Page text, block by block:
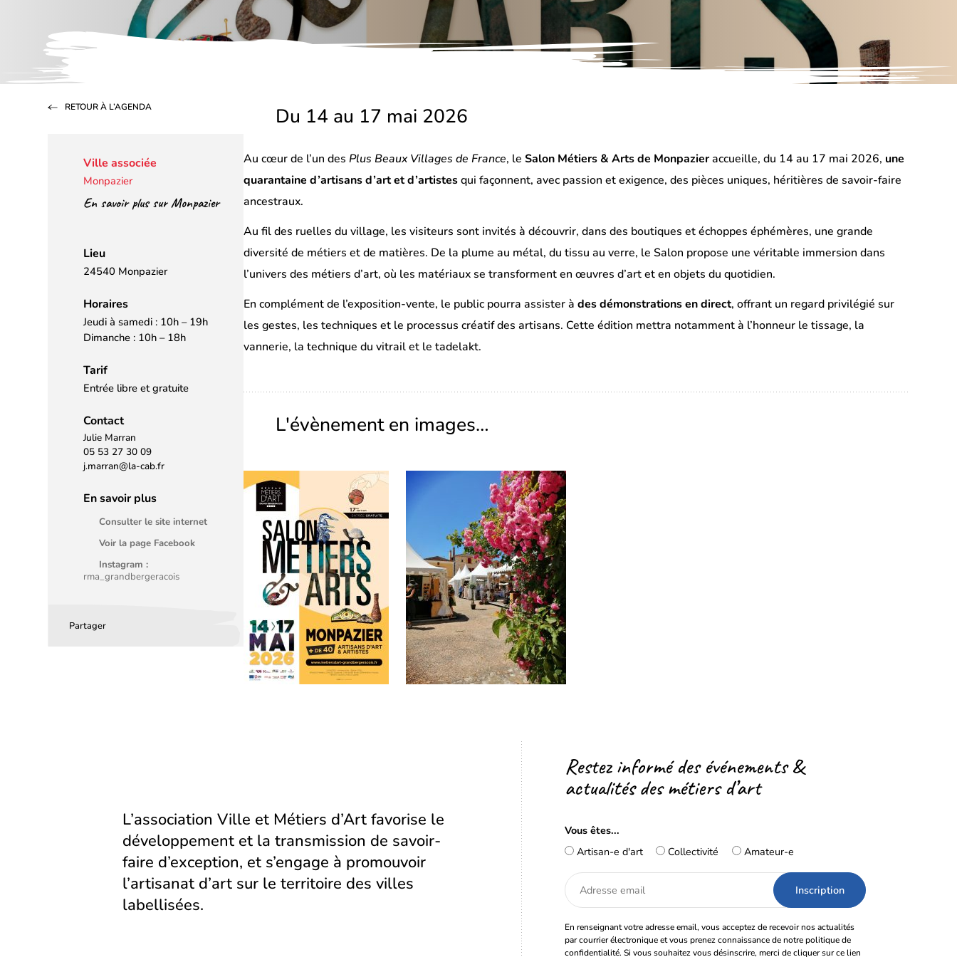
Du 14 au 17 mai 2026
Au cœur de l’un des Plus Beaux Villages de France, leSalon Métiers & Arts de Monpazieraccueille, du 14 au 17 mai 2026, une
quarantaine d’artisans d’art et d’artistesqui façonnent, avec passion et exigence, des pièces uniques, héritières de savoir-faire
ancestraux.
Au fil des ruelles du village, les visiteurs sont invités à découvrir, dans des boutiques et échoppes éphémères, une grande
diversité de métiers et de matières. De la plume au métal, du tissu au verre, le Salon propose une véritable immersion dans
l’univers des métiers d’art, où les matériaux se transforment en œuvres d’art et en objets du quotidien.
En complément de l’exposition-vente, le public pourra assister àdes démonstrations en direct, offrant un regard privilégié sur
les gestes, les techniques et le processus créatif des artisans. Cette édition mettra notamment à l’honneur le tissage, la
vannerie, la technique du vitrail et le tadelakt.
L'évènement en images…
Ville associée
Monpazier
En savoir plus sur Monpazier
Lieu
24540 Monpazier
Horaires
Jeudi à samedi : 10h – 19h
Dimanche : 10h – 18h
Tarif
Entrée libre et gratuite
Contact
Julie Marran
05 53 27 30 09
j.marran@la-cab.fr
En savoir plus
Consulter le site internet
Voir la page Facebook
Instagram :
rma_grandbergeracois
Partager
RETOUR À L’AGENDA
L’association Ville et Métiers d’Art favorise le
développement et la transmission de savoir-
faire d’exception, et s’engage à promouvoir
l’artisanat d’art sur le territoire des villes
labellisées.
Restez informé des événements &
actualités des métiers d’art
Vous êtes...
Artisan-e d'art
Collectivité Amateur-e
Adresse
email
En renseignant votre adresse email, vous acceptez de recevoir nos actualités
par courrier électronique et vous prenez connaissance de notre politique de
confidentialité. Si vous souhaitez vous désinscrire, merci de cliquer sur ce lien